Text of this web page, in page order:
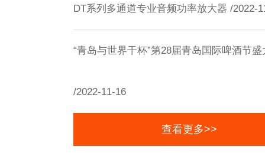
DT系列多通道专业音频功率放大器 /2022-
“青岛与世界干杯”第28届青岛国际啤酒节
/2022-11-16
查看更多>>